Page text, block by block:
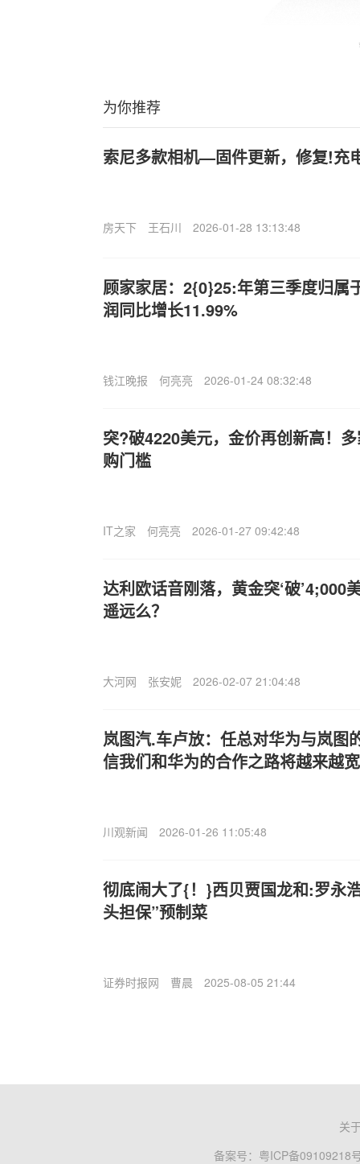
为你推荐
索尼多款相机—固件更新，修复!充
房天下 王石川 2026-01-28 13:13:48
顾家家居：2{0}25:年第三季度归属
润同比增长11.99%
钱江晚报 何亮亮 2026-01-24 08:32:48
突?破4220美元，金价再创新高！
购门槛
IT之家 何亮亮 2026-01-27 09:42:48
达利欧话音刚落，黄金突‘破’4;000
遥远么？
大河网 张安妮 2026-02-07 21:04:48
岚图汽.车卢放：任总对华为与岚图
信我们和华为的合作之路将越来越
川观新闻 2026-01-26 11:05:48
彻底闹大了{！}西贝贾国龙和:罗永
头担保”预制菜
证券时报网 曹晨 2025-08-05 21:44
关
备案号： 粤ICP备09109218